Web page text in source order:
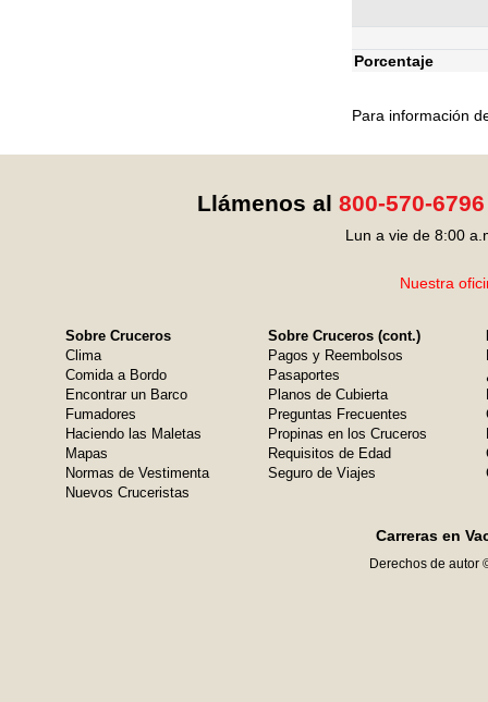
Porcentaje
Para información
Llámenos al 800-570-6796
Lun a vie de 8:00
Nuestra
Sobre Cruceros
Clima
Comida a Bordo
Encontrar un Barco
Fumadores
Haciendo las Maletas
Mapas
Normas de Vestimenta
Nuevos Cruceristas
Sobre Cruceros (cont.)
Pagos y Reembolsos
Pasaportes
Planos de Cubierta
Preguntas Frecuentes
Propinas en los Cruceros
Requisitos de Edad
Seguro de Viajes
Carreras en
Derechos de autor